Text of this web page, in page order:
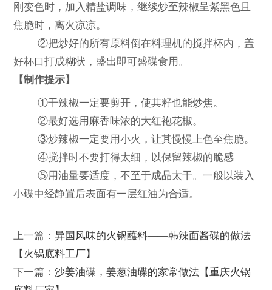
刚变色时，加入精盐调味，继续炒至辣椒呈紫黑色且
焦脆时，离火凉凉。
②把炒好的所有原料倒在料理机的搅拌杯内，盖
好杯口打成糊状，盛出即可盛碟食用。
【制作提示】
①干辣椒一定要剪开，使其籽也能炒焦。
②最好选用麻香味浓的大红袍花椒。
③炒辣椒一定要用小火，让其慢慢上色至焦脆。
④搅拌时不要打得太细，以保留辣椒的脆感
⑤用油量要适度，不至于成品太干。一般以装入
小碟中经静置后表面有一层红油为合适。
上一篇：异国风味的火锅蘸料——韩辣面酱碟的做法
【火锅底料工厂】
下一篇：沙姜油碟，姜葱油碟的家常做法【重庆火锅